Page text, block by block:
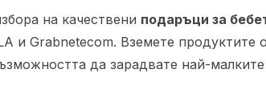
на качествени подаръци за
и Grabnetecom. Вземете продуктите
да зарадвате най-